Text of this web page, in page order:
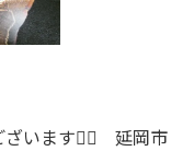
ざいます🙇‍♀️ 延岡市